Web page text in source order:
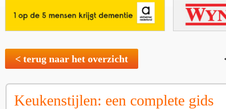
< terug naar het overzicht
Keukenstijlen: een complete gids